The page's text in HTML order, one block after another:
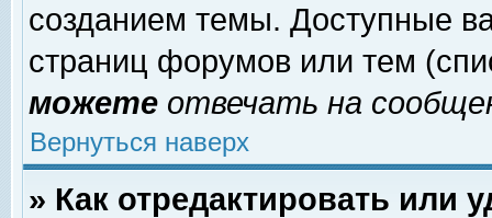
созданием темы. Доступные
страниц форумов или тем
можете отвечать на
Вернуться наверх
» Как отредактировать или